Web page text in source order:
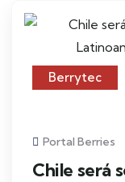
Berrytec
Portal Berries
Chile será